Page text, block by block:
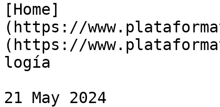
[Home]
(https://
(https://
logía
21 May 2024